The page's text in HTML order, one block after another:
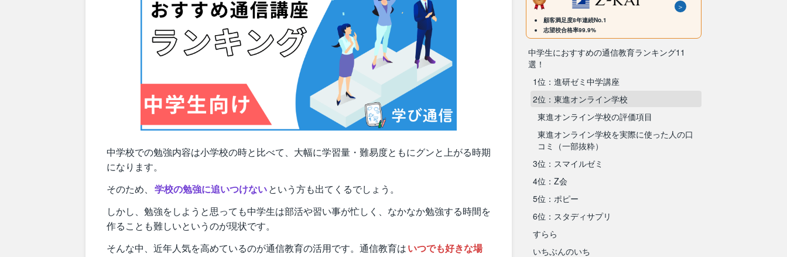
中学校での勉強内容は小学校の時と比べて、大幅に学習量・難易度ともにグンと上がる時期
になります。
そのため、 学校の勉強に追いつけないという方も出てくるでしょう。
しかし、勉強をしようと思っても中学生は部活や習い事が忙しく、なかなか勉強する時間を
作ることも難しいというのが現状です。
そんな中、近年人気を高めているのが通信教育の活用です。通信教育はいつでも好きな場
＞
顧客満足度8年連続No.1
志望校合格率99.9%
中学生におすすめの通信教育ランキング11
選！
1位：進研ゼミ中学講座
2位：東進オンライン学校
東進オンライン学校の評価項目
東進オンライン学校を実際に使った人の口
コミ（一部抜粋）
3位：スマイルゼミ
4位：Z会
5位：ポピー
6位：スタディサプリ
すらら
いちぶんのいち